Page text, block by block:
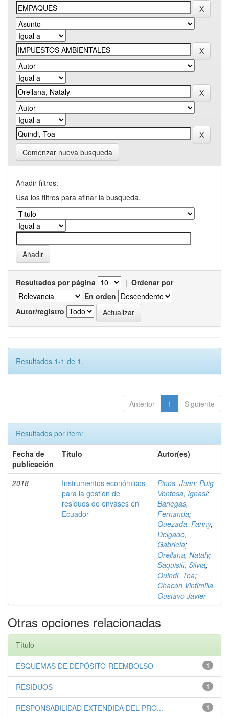
Comenzar nueva busqueda
Añadir filtros:
Usa los filtros para afinar la busqueda.
Resultados por página | Ordenar por
En orden
Autor/registro
Resultados 1-1 de 1.
Anterior 1 Siguiente
Resultados por ítem:
Fecha de
publicación
Título Autor(es)
2018
Instrumentos económicos
para la gestión de
residuos de envases en
Ecuador
Pinos, Juan; Puig
Ventosa, Ignasi;
Banegas,
Fernanda;
Quezada, Fanny;
Delgado,
Gabriela;
Orellana, Nataly;
Saquisilí, Silvia;
Quindi, Toa;
Chacón Vintimilla,
Gustavo Javier
Otras opciones relacionadas
Título
1
ESQUEMAS DE DEPÓSITO-REEMBOLSO
1
RESIDUOS
1
RESPONSABILIDAD EXTENDIDA DEL PRO...